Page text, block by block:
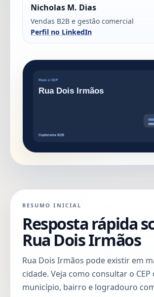
Nicholas M. Dias
Vendas B2B e gestão comercial
Perfil no LinkedIn
RESUMO INICIAL
Resposta rápida
Rua Dois Irmãos
Rua Dois Irmãos pode existir em
cidade. Veja como consultar o
município, bairro e logradouro